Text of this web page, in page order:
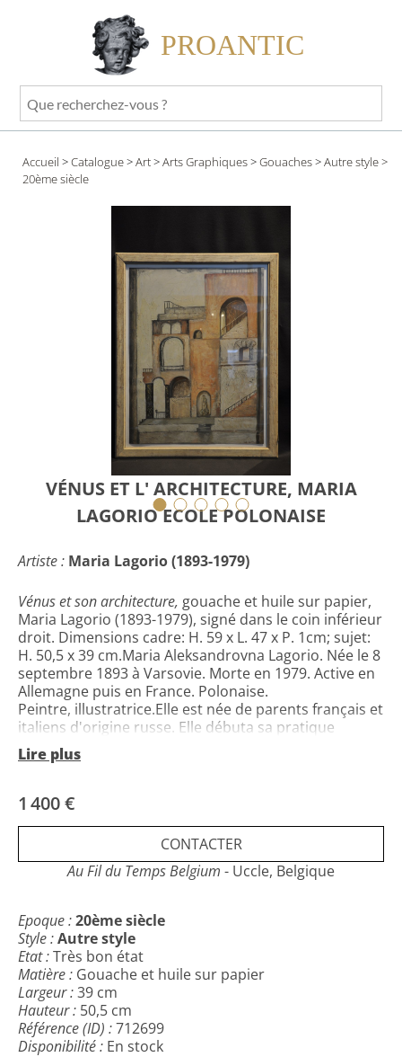
PROANTIC
Que
recherchez-
?
Accueil >Catalogue>Art>Arts Graphiques>Gouaches>Autre style>
20ème siècle
VÉNUS ET L' ARCHITECTURE, MARIA
LAGORIO ECOLE POLONAISE
Artiste : Maria Lagorio (1893-1979)
Vénus et son architecture, gouache et huile sur papier,
Maria Lagorio (1893-1979), signé dans le coin inférieur
droit. Dimensions cadre: H. 59 x L. 47 x P. 1cm; sujet:
H. 50,5 x 39 cm.Maria Aleksandrovna Lagorio. Née le 8
septembre 1893 à Varsovie. Morte en 1979. Active en
Allemagne puis en France. Polonaise.
Peintre, illustratrice.Elle est née de parents français et
italiens d'origine russe. Elle débuta sa pratique
artistique par le dessin et l'illustration de livres et de
revues de prestige dont
peintre architecte Isselenov. Elle s'installa ensuite en
Elle appartient au groupeLe Monde de l'art.
figuré, à Paris, au Salon des Indépendants. Elle a
illustréLe Portrait de Dorian Gray,d'Oscar Wilde et
Lire plus
1 400 €
CONTACTER
Au Fil du Temps Belgium - Uccle, Belgique
Epoque :20ème siècle
Style :Autre style
Etat :Très bon état
Matière : Gouache et huile sur papier
Largeur :39 cm
Hauteur : 50,5 cm
Référence (ID) :712699
Disponibilité : En stock